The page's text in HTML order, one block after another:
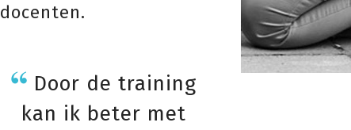
Door de training
kan ik beter met